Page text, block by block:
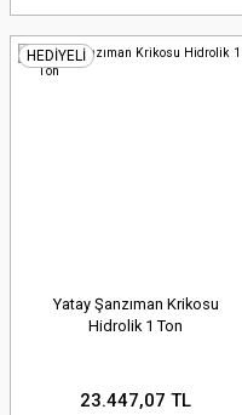
HEDİYELİ
Yatay Şanzıman Krikosu
Hidrolik 1 Ton
23.447,07 TL